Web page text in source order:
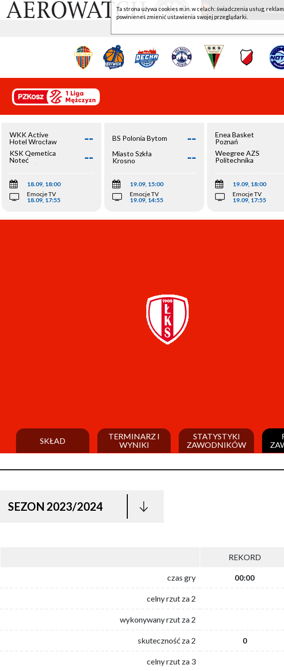
WKK
WKK Active
Hotel Wrocław
--
KSK Qemetica
Noteć
Inowrocław
--
18.09, 18:00
Emocje TV
18.09, 17:55
BS Polonia Bytom --
Miasto Szkła
Krosno
--
19.09, 15:00
Emocje TV
19.09, 14:55
Enea Basket
Poznań
Weegree AZS
Politechnika
19.09, 18:00
Emocje TV
19.09, 17:55
SKŁAD
TERMINARZ I
WYNIKI
STATYSTYKI
ZAWODNIKÓW
SEZON 2023/2024
REKORD
czas gry 00:00
celny rzut za 2
wykonywany rzut za 2
skuteczność za 2 0
celny rzut za 3
Ta strona używa cookies m.in. w celach: świadczenia usług,
powinieneś zmienić ustawienia swojej przeglądarki.